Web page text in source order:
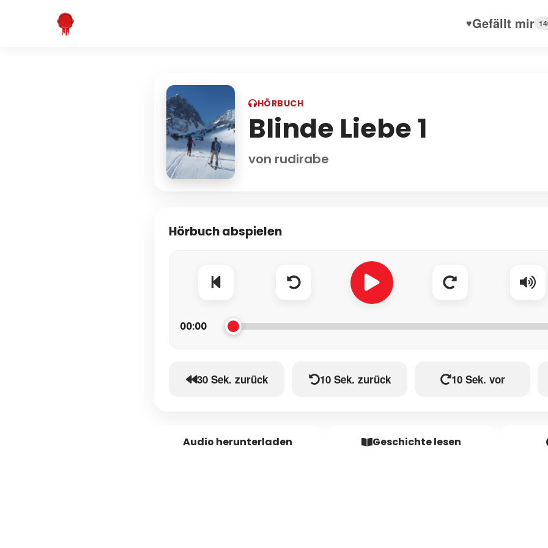
♥Gefällt mir
HÖRBUCH
Blinde Liebe 1
von rudirabe
Hörbuch abspielen
00:00
30 Sek. zurück 10 Sek. zurück 10 Sek. vor
Audio herunterladen Geschichte lesen